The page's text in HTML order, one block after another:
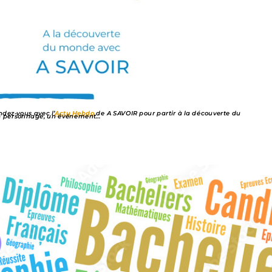
vous avec l’Actu Hebdode A SAVOIR pour partir à la découverte du
personnage, un événement…